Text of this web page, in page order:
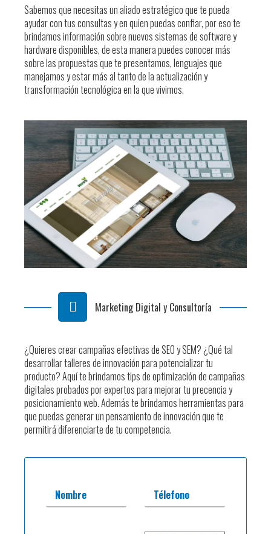
Sabemos que necesitas un aliado estratégico que te pueda
ayudar con tus consultas y en quien puedas confiar, por eso te
brindamos información sobre nuevos sistemas de software y
hardware disponibles, de esta manera puedes conocer más
sobre las propuestas que te presentamos, lenguajes que
manejamos y estar más al tanto de la actualización y
transformación tecnológica en la que vivimos.
Marketing Digital y Consultoría
¿Quieres crear campañas efectivas de SEO y SEM? ¿Qué tal
desarrollar talleres de innovación para potencializar tu
producto? Aquí te brindamos tips de optimización de campañas
digitales probados por expertos para mejorar tu precencia y
posicionamiento web. Además te brindamos herramientas para
que puedas generar un pensamiento de innovación que te
permitirá diferenciarte de tu competencia.
Nombre Télefono